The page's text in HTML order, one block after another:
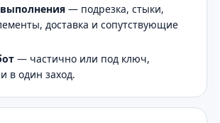
— подрезка, стыки,
доставка и сопутствующие
— частично или под ключ,
в один заход.